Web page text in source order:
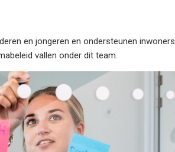
en jongeren en ondersteunen inwoners
vallen onder dit team.